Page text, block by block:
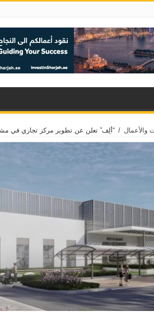
والأعمال / “ألِف” تعلن عن تطوير مركز تجاري في